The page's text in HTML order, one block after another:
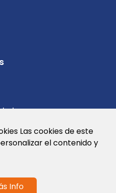
de Uso de la
Las cookies de este
el contenido y
Info